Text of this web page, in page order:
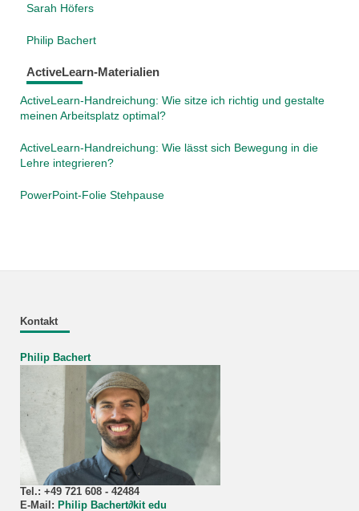
Sarah Höfers
Philip Bachert
ActiveLearn-Materialien
ActiveLearn-Handreichung: Wie sitze ich richtig und gestalte
meinen Arbeitsplatz optimal?
ActiveLearn-Handreichung: Wie lässt sich Bewegung in die
Lehre integrieren?
PowerPoint-Folie Stehpause
Kontakt
Philip Bachert
Tel.: +49 721 608 - 42484
E-Mail: Philip Bachert∂kit edu